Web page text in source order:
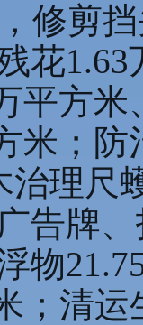
修剪
花
平方
米；
治理尺
告牌
物
；清